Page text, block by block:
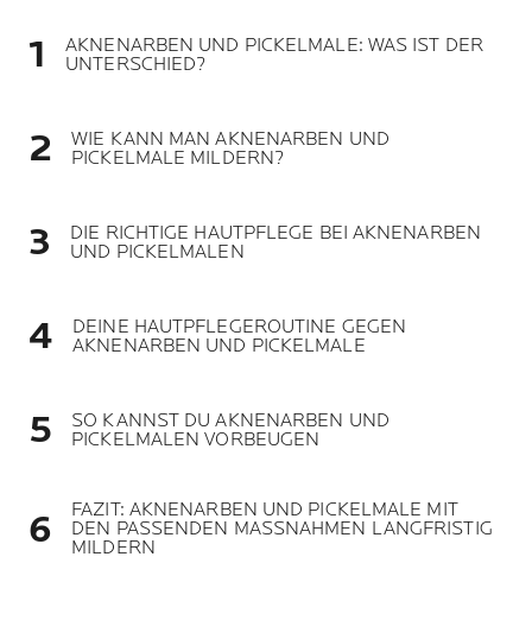
AKNENARBEN UND PICKELMALE: WAS IST DER
UNTERSCHIED?
WIE KANN MAN AKNENARBEN UND
PICKELMALE MILDERN?
DIE RICHTIGE HAUTPFLEGE BEI AKNENARBEN
UND PICKELMALEN
DEINE HAUTPFLEGEROUTINE GEGEN
AKNENARBEN UND PICKELMALE
SO KANNST DU AKNENARBEN UND
PICKELMALEN VORBEUGEN
FAZIT: AKNENARBEN UND PICKELMALE MIT
DEN PASSENDEN MASSNAHMEN LANGFRISTIG
MILDERN